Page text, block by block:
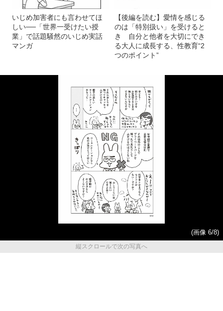
いじめ加害者にも言わせてほ
しい──「世界一受けたい授
業」で話題騒然のいじめ実話
マンガ
【後編を読む】愛情を感じる
のは「特別扱い」を受けると
き 自分と他者を大切にでき
る大人に成長する、性教育“2
つのポイント”
(画像 6/8)
縦スクロールで次の写真へ